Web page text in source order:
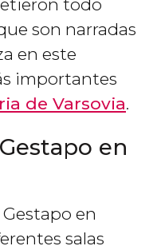
todo
son narradas
en este
importantes
de Varsovia.
en
en
salas